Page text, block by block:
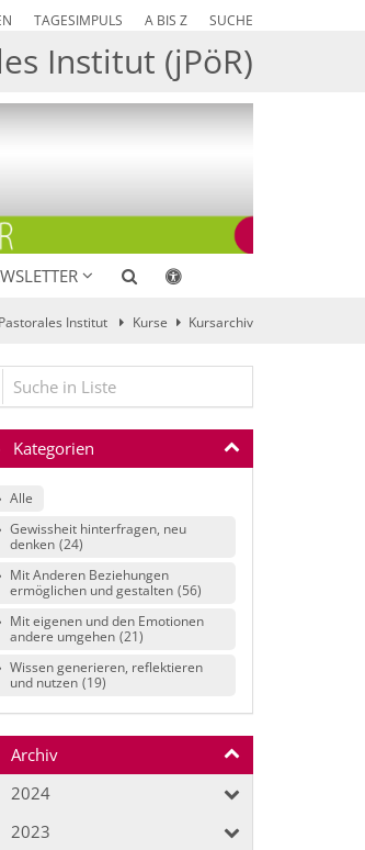
TAGESIMPULS A BIS Z SUCHE
Institut (jPöR)
Institut Kurse Kursarchiv
in Liste
Kategorien
Alle
Gewissheit hinterfragen, neu
denken 24
Mit Anderen Beziehungen
ermöglichen und gestalten 56
Mit eigenen und den Emotionen
andere umgehen 21
Wissen generieren, reflektieren
und nutzen 19
Archiv
2024
2023